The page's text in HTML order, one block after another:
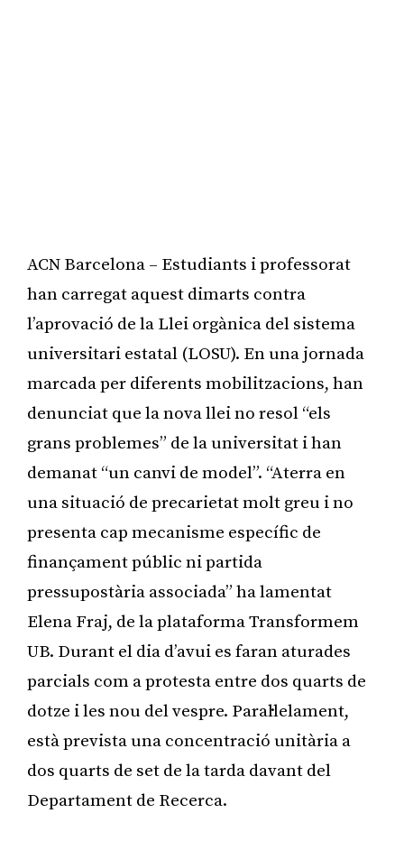
ACN Barcelona – Estudiants i professorat
han carregat aquest dimarts contra
l’aprovació de la Llei orgànica del sistema
universitari estatal (LOSU). En una jornada
marcada per diferents mobilitzacions, han
denunciat que la nova llei no resol “els
grans problemes” de la universitat i han
demanat “un canvi de model”. “Aterra en
una situació de precarietat molt greu i no
presenta cap mecanisme específic de
finançament públic ni partida
pressupostària associada” ha lamentat
Elena Fraj, de la plataforma Transformem
UB. Durant el dia d’avui es faran aturades
parcials com a protesta entre dos quarts de
dotze i les nou del vespre. Paral·lelament,
està prevista una concentració unitària a
dos quarts de set de la tarda davant del
Departament de Recerca.